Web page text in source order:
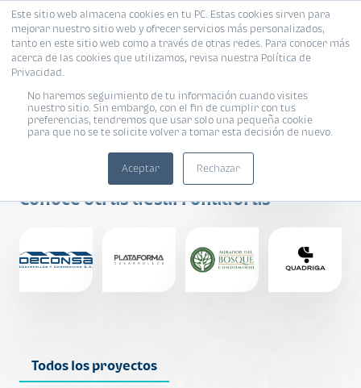
Este sitio web almacena cookies en tu PC. Estas cookies sirven para
mejorar nuestro sitio web y ofrecer servicios más personalizados,
tanto en este sitio web como a través de otras redes. Para conocer más
acerca de las cookies que utilizamos, revisa nuestra Política de
Privacidad.
No haremos seguimiento de tu información cuando visites
nuestro sitio. Sin embargo, con el fin de cumplir con tus
preferencias, tendremos que usar solo una pequeña cookie
para que no se te solicite volver a tomar esta decisión de nuevo.
Aceptar Rechazar
Conoce otras desarrolladoras
Todos los proyectos